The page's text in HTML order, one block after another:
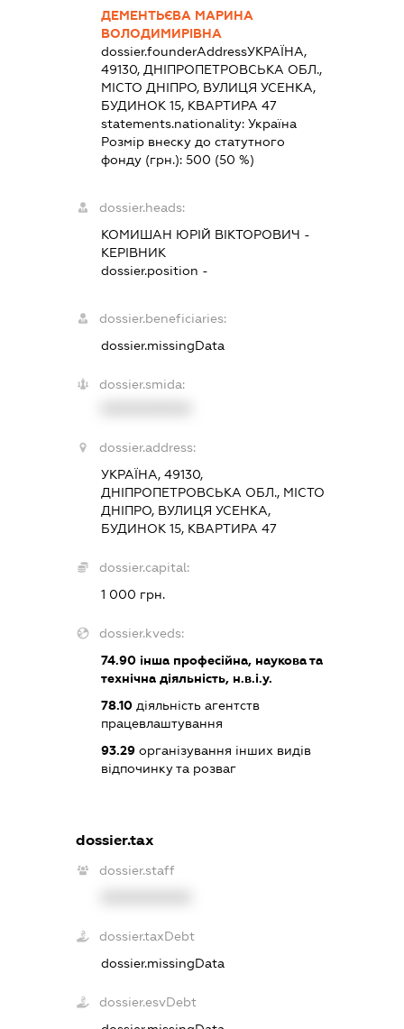
ДЕМЕНТЬЄВА МАРИНА
ВОЛОДИМИРІВНА
dossier.founderAddressУКРАЇНА,
49130, ДНІПРОПЕТРОВСЬКА ОБЛ.,
МІСТО ДНІПРО, ВУЛИЦЯ УСЕНКА,
БУДИНОК 15, КВАРТИРА 47
statements.nationality:Україна
Розмір внеску до статутного
фонду (грн.):500 (50 %)
dossier.heads:
КОМИШАН ЮРІЙ ВІКТОРОВИЧ -
КЕРІВНИК
dossier.position -
dossier.beneficiaries:
dossier.missingData
dossier.smida:
dossier.address:
УКРАЇНА, 49130,
ДНІПРОПЕТРОВСЬКА ОБЛ., МІСТО
ДНІПРО, ВУЛИЦЯ УСЕНКА,
БУДИНОК 15, КВАРТИРА 47
dossier.capital:
1 000 грн.
dossier.kveds:
74.90 інша професійна, наукова та
технічна діяльність, н.в.і.у.
78.10 діяльність агентств
працевлаштування
93.29 організування інших видів
відпочинку та розваг
dossier.tax
dossier.staff
dossier.taxDebt
dossier.missingData
dossier.esvDebt